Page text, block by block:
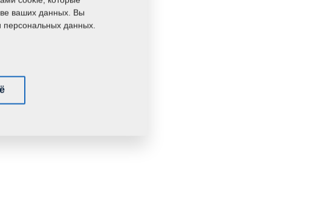
ваших данных. Вы
персональных данных.